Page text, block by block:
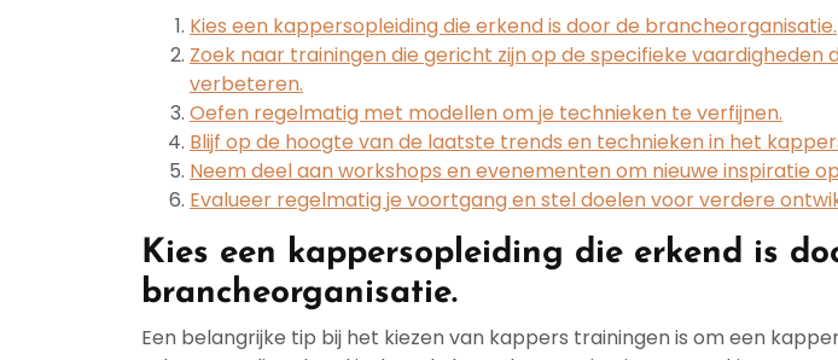
Kies een kappersopleiding die erkend is door de brancheorganisatie.
Zoek naar trainingen die gericht zijn op de specifieke vaardigheden
verbeteren.
Oefen regelmatig met modellen om je technieken te verfijnen.
Blijf op de hoogte van de laatste trends en technieken in het
Neem deel aan workshops en evenementen om nieuwe inspiratie
Evalueer regelmatig je voortgang en stel doelen voor verdere
Kies een kappersopleiding die erkend is
brancheorganisatie.
Een belangrijke tip bij het kiezen van kappers trainingen is om een